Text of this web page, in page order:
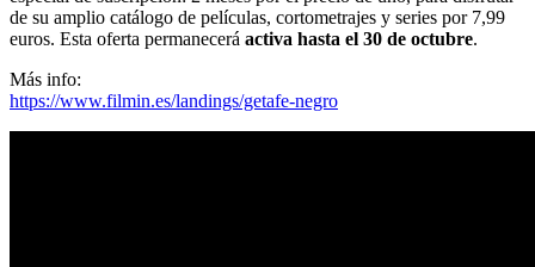
de su amplio catálogo de películas, cortometrajes y series por 7,99
euros. Esta oferta permanecerá activa hasta el 30 de octubre.
Más info:
https://www.filmin.es/landings/getafe-negro